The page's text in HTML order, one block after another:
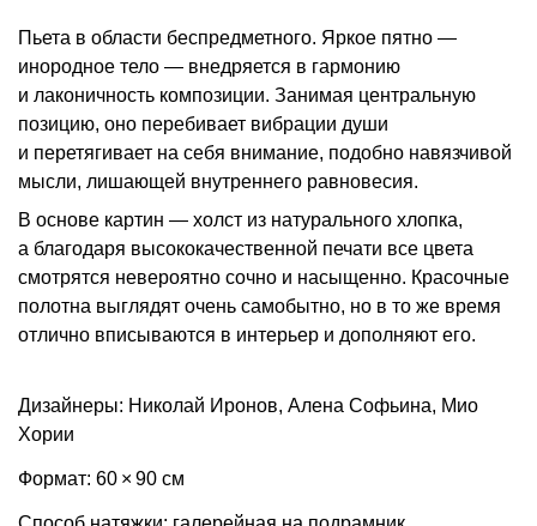
Пьета в области беспредметного. Яркое пятно —
инородное тело — внедряется в гармонию
и лаконичность композиции. Занимая центральную
позицию, оно перебивает вибрации души
и перетягивает на себя внимание, подобно навязчивой
мысли, лишающей внутреннего равновесия.
В основе картин — холст из натурального хлопка,
а благодаря высококачественной печати все цвета
смотрятся невероятно сочно и насыщенно. Красочные
полотна выглядят очень самобытно, но в то же время
отлично вписываются в интерьер и дополняют его.
Дизайнеры: Николай Иронов, Алена Софьина, Мио
Хории
Формат: 60 × 90 см